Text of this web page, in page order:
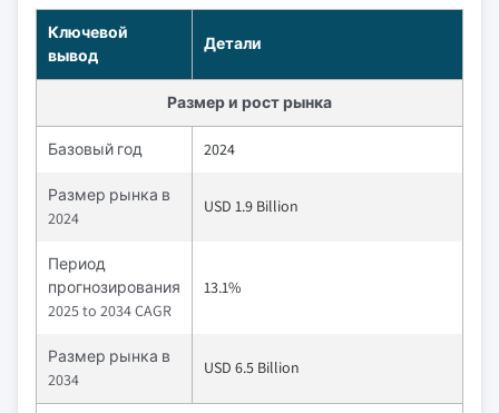
Ключевой
вывод
Детали
Размер и рост рынка
Базовый год 2024
Размер рынка в
2024
USD 1.9 Billion
Период
прогнозирования
2025 to 2034 CAGR
13.1%
Размер рынка в
2034
USD 6.5 Billion